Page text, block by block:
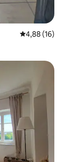
Prosječna
4,88 (16)